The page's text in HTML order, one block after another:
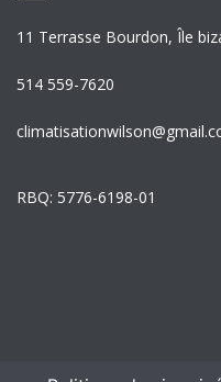
11 Terrasse Bourdon, Île
514 559-7620
RBQ: 5776-6198-01